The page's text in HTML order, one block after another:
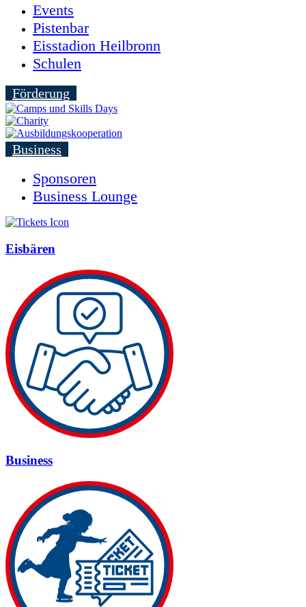
Events
Pistenbar
Eisstadion Heilbronn
Schulen
Förderung
Business
Sponsoren
Business Lounge
Eisbären
Business